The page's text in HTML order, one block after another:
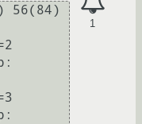
1
56(84)